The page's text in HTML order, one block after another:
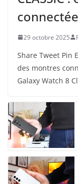
29 octobre 2025
Share Tweet Pin
des montres
Galaxy Watch 8